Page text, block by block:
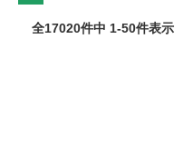
全17020件中 1-50件表示